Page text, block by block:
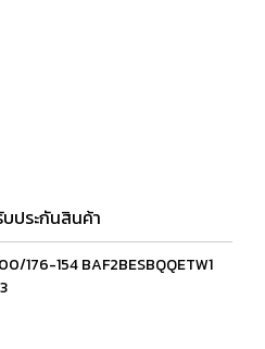
บประกันสินค้า
176-154 BAF2BESBQQETW1